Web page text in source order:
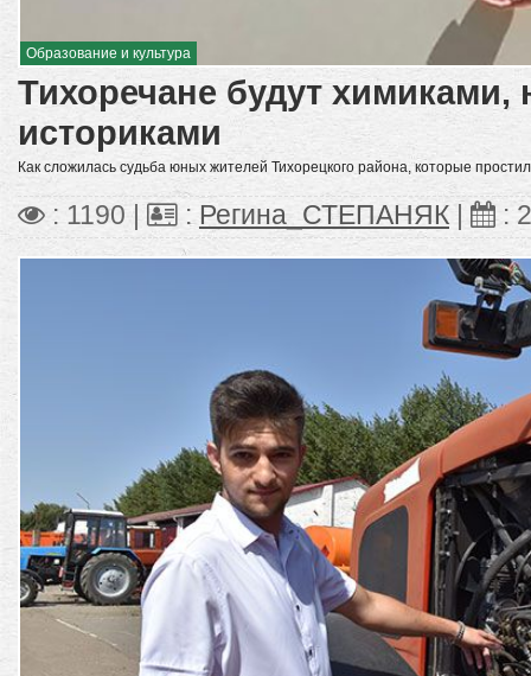
Образование и культура
Тихоречане будут
историками
Как сложилась судьба юных жителей Тихорецкого района, которые
: 1190 | : Регина_СТЕПАНЯК :